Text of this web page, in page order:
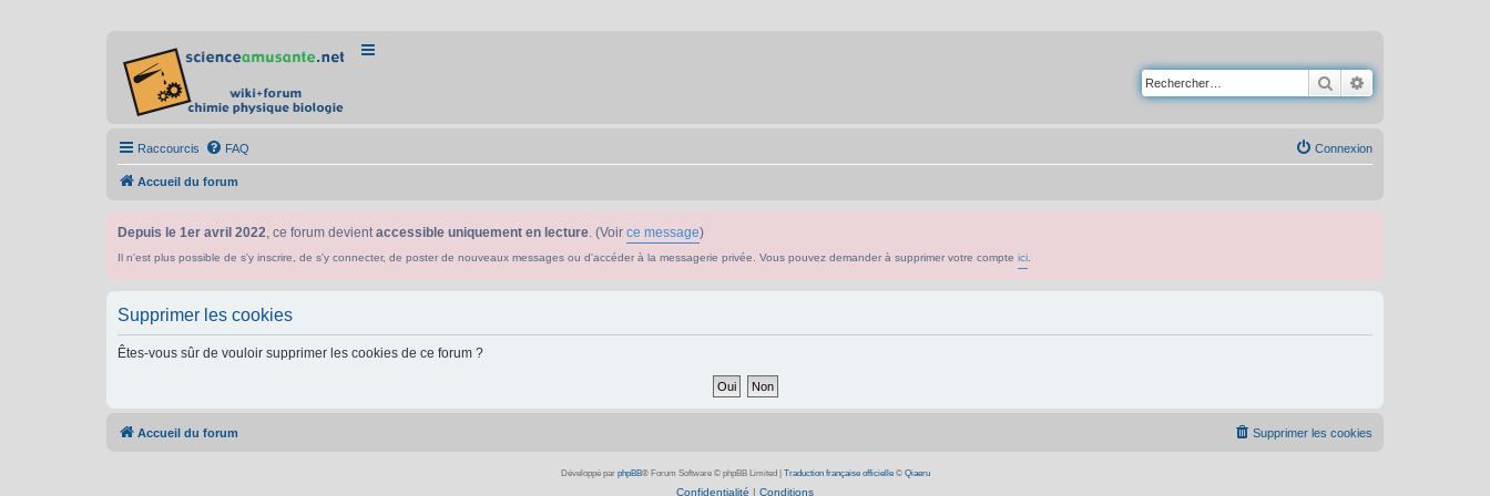
Rechercher
Raccourcis FAQ Connexion
Accueil du forum
Depuis le 1er avril 2022, ce forum devientaccessible uniquement en lecture. (Voir ce message)
Il n'est plus possible de s'y inscrire, de s'y connecter, de poster de nouveaux messages ou d'accéder à la messagerie privée. Vous pouvez demander à supprimer votre compte ici
Supprimer les cookies
Êtes-vous sûr de vouloir supprimer les cookies de ce forum ?
Accueil du forum Supprimer les cookies
Développé par phpBB® Forum Software © phpBB Limited Traduction française officielle© Qiaeru
Confidentialité | Conditions